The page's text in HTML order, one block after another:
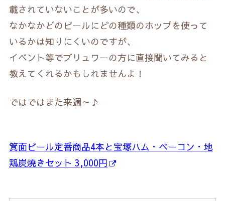
載されていないことが多いので、
なかなかどのビールにどの種類のホップを使って
いるかは知りにくいのですが、
イベント等でブリュワーの方に直接聞いてみると
教えてくれるかもしれませんよ！
ではではまた来週～♪
箕面ビール定番商品4本と宝塚ハム・ベーコン・地
鶏炭焼きセット 3,000円